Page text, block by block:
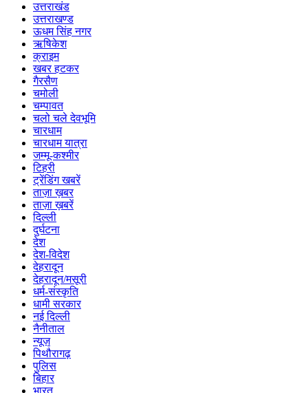
उत्तराखंड
उत्तराखण्ड
ऊधम सिंह नगर
ऋषिकेश
क्राइम
खबर हटकर
गैरसैण
चमोली
चम्पावत
चलो चले देवभूमि
चारधाम
चारधाम यात्रा
जम्मू-कश्मीर
टिहरी
ट्रेंडिंग खबरें
ताज़ा ख़बर
ताज़ा ख़बरें
दिल्ली
दुर्घटना
देश
देश-विदेश
देहरादून
देहरादून/मसूरी
धर्म-संस्कृति
धामी सरकार
नई दिल्ली
नैनीताल
न्यूज़
पिथौरागढ़
पुलिस
बिहार